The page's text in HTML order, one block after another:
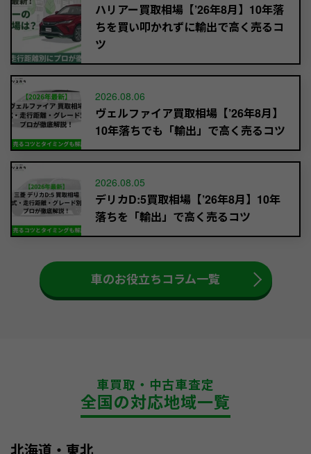
ハリアー買取相場【’26年8月】10年落
ちを買い叩かれずに輸出で高く売るコ
ツ
2026.08.06
ヴェルファイア買取相場【’26年8月】
10年落ちでも「輸出」で高く売るコツ
2026.08.05
デリカD:5買取相場【’26年8月】10年
落ちを「輸出」で高く売るコツ
車のお役立ちコラム一覧
車買取・中古車査定
全国の対応地域一覧
北海道・東北